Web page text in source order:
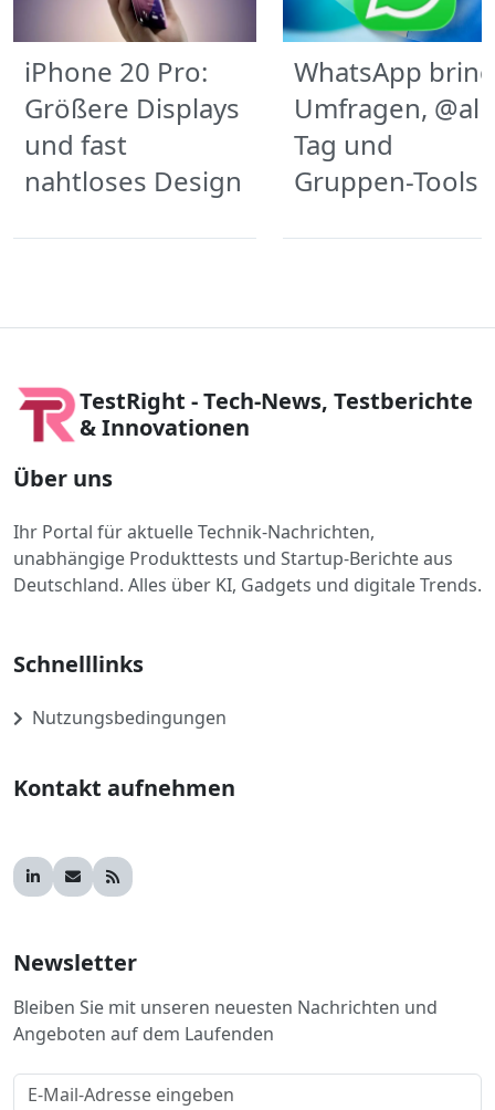
iPhone 20 Pro:
Größere Displays
und fast
nahtloses Design
WhatsApp
Umfragen, @all-
Tag und
Gruppen-Tools
TestRight - Tech-News, Testberichte
& Innovationen
Über uns
Ihr Portal für aktuelle Technik-Nachrichten,
unabhängige Produkttests und Startup-Berichte aus
Deutschland. Alles über KI, Gadgets und digitale Trends.
Schnelllinks
Nutzungsbedingungen
Kontakt aufnehmen
Newsletter
Bleiben Sie mit unseren neuesten Nachrichten und
Angeboten auf dem Laufenden